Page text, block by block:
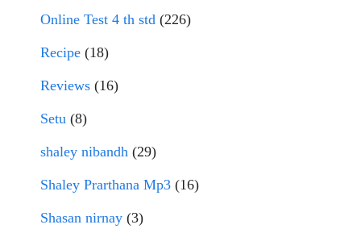
Online Test 4 th std (226)
Recipe (18)
Reviews (16)
Setu (8)
shaley nibandh (29)
Shaley Prarthana Mp3 (16)
Shasan nirnay (3)